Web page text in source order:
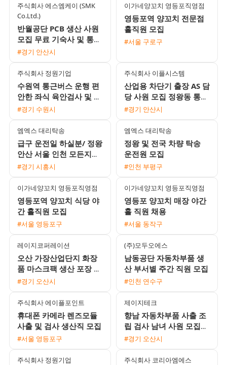
주식회사 에스엠케이 (SMK
Co.Ltd.)
반월공단 PCB 생산 사원
모집 무료 기숙사 및 통근
버스 운행 3조2교대
#경기 안산시
이가네양꼬치 영등포직영점
영등포역 양꼬치 전문점
홀직원 모집
#서울 구로구
주식회사 정원기업
수원역 통근버스 운행 편
안한 좌식 육안검사 및 포
장 사원 모집 월 350만원
#경기 수원시
주식회사 이플시스템
산업용 차단기 출장 AS 담
당 사원 모집 정왕동 통근
버스 운행 및 다양한 정산
#경기 안산시
엠엑스 대리탁송
급구 운전일 하실분/ 정왕
안산 서울 인천 모든지역
가능
#경기 시흥시
엠엑스 대리탁송
정왕 및 전국 차량 탁송
운전원 모집
#인천 부평구
이가네양꼬치 영등포직영점
영등포역 양꼬치 식당 야
간 홀직원 모집
#서울 영등포구
이가네양꼬치 영등포직영점
영등포 양꼬치 매장 야간
홀 직원 채용
#서울 동작구
레이지코퍼레이션
오산 가장산업단지 화장
품 마스크팩 생산 포장 주
간 직원 채용
#경기 오산시
(주)모두오에스
남동공단 자동차부품 생
산 부서별 주간 직원 모집
#인천 연수구
주식회사 에이플포인트
휴대폰 카메라 렌즈모듈
사출 및 검사 생산직 모집
#서울 영등포구
제이지테크
향남 자동차부품 사출 조
립 검사 남녀 사원 모집
월 450만원 이상 가능 쾌
#경기 오산시
주식회사 정원기업 주식회사 코리아엠에스